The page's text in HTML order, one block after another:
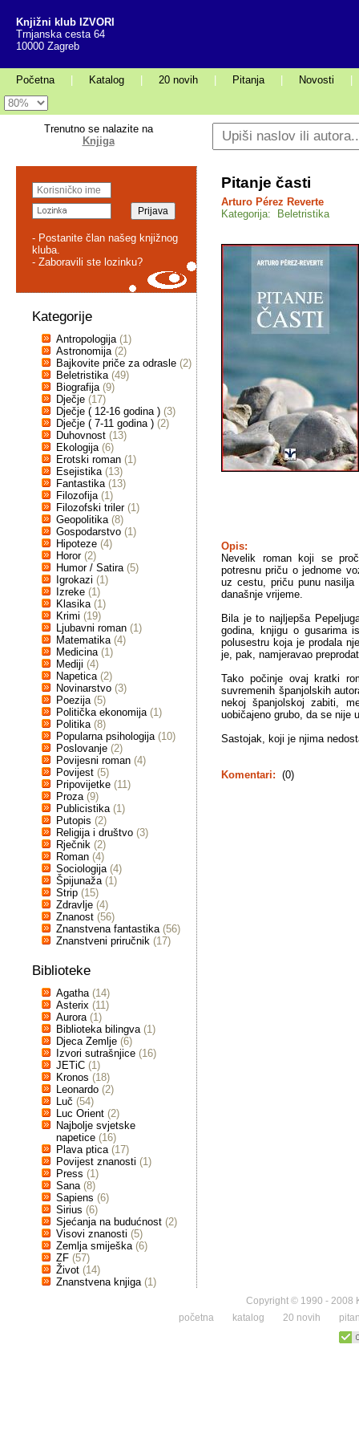
Knjižni klub IZVORI
Trnjanska cesta 64
10000 Zagreb
Početna Katalog 20 novih Pitanja Novosti
Trenutno se nalazite na
Knjiga
- Postanite član našeg knjižnog
kluba.
- Zaboravili ste lozinku?
Kategorije
Antropologija (1)
Astronomija (2)
Bajkovite priče za odrasle (2)
Beletristika (49)
Biografija (9)
Dječje (17)
Dječje ( 12-16 godina ) (3)
Dječje ( 7-11 godina ) (2)
Duhovnost (13)
Ekologija (6)
Erotski roman (1)
Esejistika (13)
Fantastika (13)
Filozofija (1)
Filozofski triler (1)
Geopolitika (8)
Gospodarstvo (1)
Hipoteze (4)
Horor (2)
Humor / Satira (5)
Igrokazi (1)
Izreke (1)
Klasika (1)
Krimi (19)
Ljubavni roman (1)
Matematika (4)
Medicina (1)
Mediji (4)
Napetica (2)
Novinarstvo (3)
Poezija (5)
Politička ekonomija (1)
Politika (8)
Popularna psihologija (10)
Poslovanje (2)
Povijesni roman (4)
Povijest (5)
Pripovijetke (11)
Proza (9)
Publicistika (1)
Putopis (2)
Religija i društvo (3)
Rječnik (2)
Roman (4)
Sociologija (4)
Špijunaža (1)
Strip (15)
Zdravlje (4)
Znanost (56)
Znanstvena fantastika (56)
Znanstveni priručnik (17)
Biblioteke
Agatha (14)
Asterix (11)
Aurora (1)
Biblioteka bilingva (1)
Djeca Zemlje (6)
Izvori sutrašnjice (16)
JETiC (1)
Kronos (18)
Leonardo (2)
Luč (54)
Luc Orient (2)
Najbolje svjetske
napetice (16)
Plava ptica (17)
Povijest znanosti (1)
Press (1)
Sana (8)
Sapiens (6)
Sirius (6)
Sjećanja na budućnost (2)
Visovi znanosti (5)
Zemlja smiješka (6)
ZF (57)
Život (14)
Znanstvena knjiga (1)
Pitanje časti
Arturo Pérez Reverte
Kategorija: Beletristika
Opis:
Nevelik roman koji se
potresnu priču o jednome
uz cestu, priču punu
današnje vrijeme.
Bila je to najljepša
godina, knjigu o gusarima
polusestru koja je prodala
je, pak, namjeravao
Tako počinje ovaj kratki
suvremenih španjolskih
nekoj španjolskoj zabiti,
uobičajeno grubo, da se nije
Sastojak, koji je njima
Komentari: (0)
Copyright © 1990 - 2008
početna
katalog 20 novih